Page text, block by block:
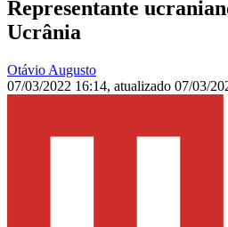
Representante
Ucrânia
Otávio Augusto
07/03/2022 16:14, atualizado 07/03/